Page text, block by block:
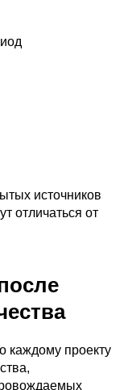
источников
отличаться от
каждому проекту